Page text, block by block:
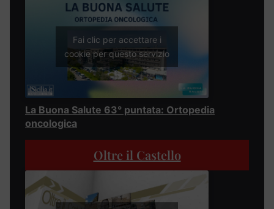
Fai clic per accettare i
cookie per questo servizio
La Buona Salute 63° puntata: Ortopedia
oncologica
Oltre il Castello